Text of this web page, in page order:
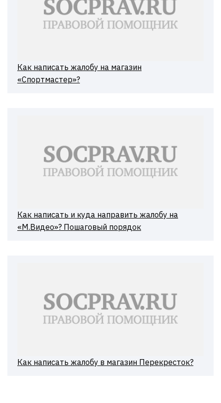
Как написать жалобу на магазин
«Спортмастер»?
Как написать и куда направить жалобу на
«М.Видео»? Пошаговый порядок
Как написать жалобу в магазин Перекресток?